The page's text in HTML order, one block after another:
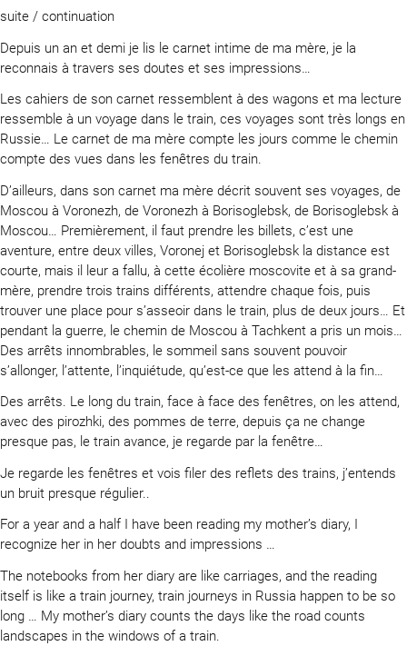
suite / continuation
Depuis un an et demi je lis le carnet intime de ma mère, je la
reconnais à travers ses doutes et ses impressions…
Les cahiers de son carnet ressemblent à des wagons et ma lecture
ressemble à un voyage dans le train, ces voyages sont très longs en
Russie… Le carnet de ma mère compte les jours comme le chemin
compte des vues dans les fenêtres du train.
D’ailleurs, dans son carnet ma mère décrit souvent ses voyages, de
Moscou à Voronezh, de Voronezh à Borisoglebsk, de Borisoglebsk à
Moscou… Premièrement, il faut prendre les billets, c’est une
aventure, entre deux villes, Voronej et Borisoglebsk la distance est
courte, mais il leur a fallu, à cette écolière moscovite et à sa grand-
mère, prendre trois trains différents, attendre chaque fois, puis
trouver une place pour s’asseoir dans le train, plus de deux jours… Et
pendant la guerre, le chemin de Moscou à Tachkent a pris un mois…
Des arrêts innombrables, le sommeil sans souvent pouvoir
s’allonger, l’attente, l’inquiétude, qu’est-ce que les attend à la fin…
Des arrêts. Le long du train, face à face des fenêtres, on les attend,
avec des pirozhki, des pommes de terre, depuis ça ne change
presque pas, le train avance, je regarde par la fenêtre…
Je regarde les fenêtres et vois filer des reflets des trains, j’entends
un bruit presque régulier..
For a year and a half I have been reading my mother’s diary, I
recognize her in her doubts and impressions …
The notebooks from her diary are like carriages, and the reading
itself is like a train journey, train journeys in Russia happen to be so
long … My mother’s diary counts the days like the road counts
landscapes in the windows of a train.